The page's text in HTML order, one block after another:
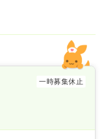
一時募集休止